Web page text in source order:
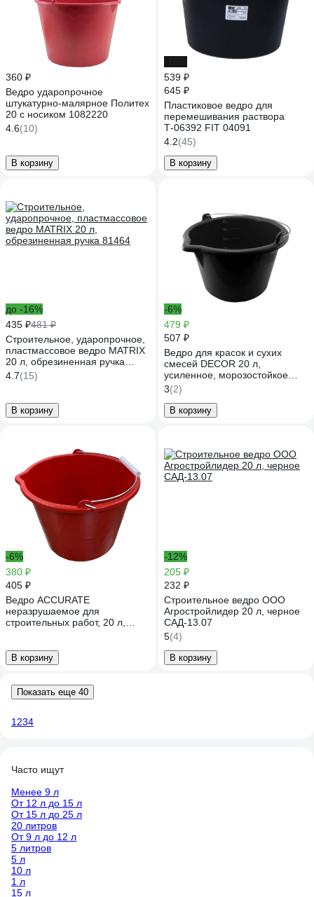
360 ₽
Ведро ударопрочное
штукатурно-малярное Политех
20 с носиком 1082220
4.6(10)
В корзину
539 ₽
645 ₽
Пластиковое ведро для
перемешивания раствора
Т-06392 FIT 04091
4.2(45)
В корзину
до -16%
435 ₽481 ₽
Строительное, ударопрочное,
пластмассовое ведро MATRIX
20 л, обрезиненная ручка
81464
4.7(15)
В корзину
-6%
479 ₽
507 ₽
Ведро для красок и сухих
смесей DECOR 20 л,
усиленное, морозостойкое
633-020
3(2)
В корзину
-6%
380 ₽
405 ₽
Ведро ACCURATE
неразрушаемое для
строительных работ, 20 л,
В корзину
-12%
205 ₽
232 ₽
Строительное ведро ООО
Агростройлидер 20 л, черное
САД-13.07
5(4)
В корзину
Показать еще 40
1 234
Часто ищут
Менее 9 л
От 12 л до 15 л
От 15 л до 25 л
20 литров
От 9 л до 12 л
5 литров
5 л
10 л
1 л
15 л